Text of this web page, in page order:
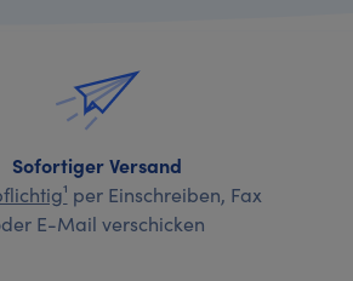
Sofortiger Versand
per Einschreiben, Fax
E-Mail verschicken